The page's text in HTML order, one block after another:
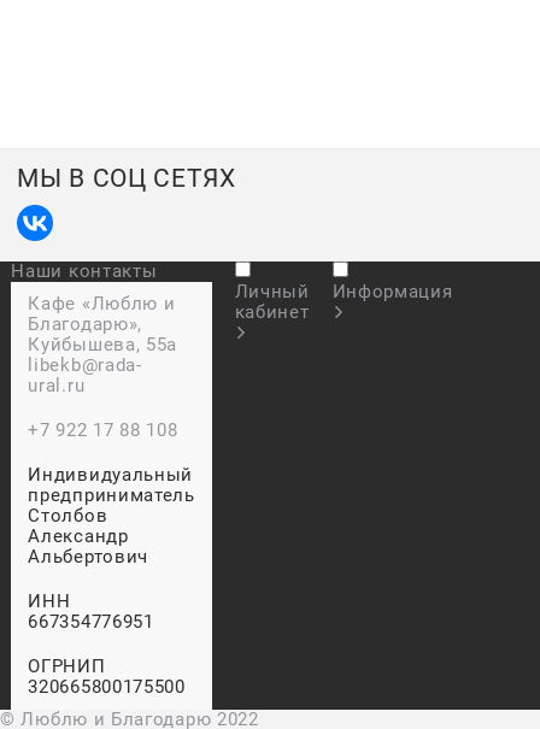
МЫ В СОЦ СЕТЯХ
Наши контакты
Кафе «Люблю и
Благодарю»,
Куйбышева, 55а
libekb@rada-
ural.ru
+7 922 17 88 108
Индивидуальный
предприниматель
Столбов
Александр
Альбертович
ИНН
667354776951
ОГРНИП
320665800175500
Личный
кабинет
Информация
© Люблю и Благодарю 2022